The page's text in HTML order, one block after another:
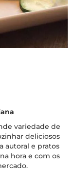
variedade de
deliciosos
autoral e pratos
hora e com os